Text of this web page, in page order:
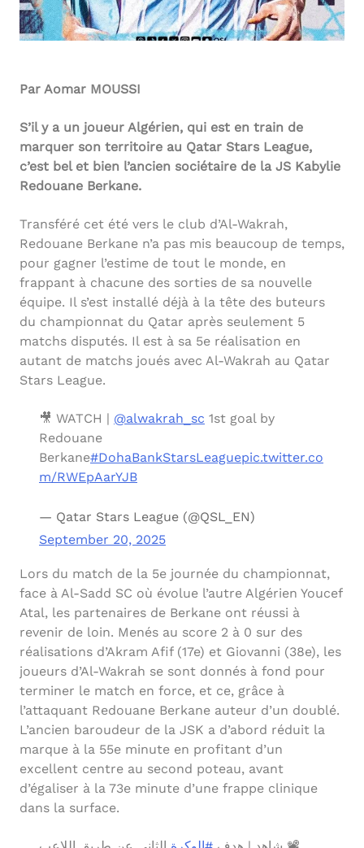
Par Aomar MOUSSI
S’il y a un joueur Algérien, qui est en train de
marquer son territoire au Qatar Stars League,
c’est bel et bien l’ancien sociétaire de la JS Kabylie
Redouane Berkane.
Transféré cet été vers le club d’Al-Wakrah,
Redouane Berkane n’a pas mis beaucoup de temps,
pour gagner l’estime de tout le monde, en
frappant à chacune des sorties de sa nouvelle
équipe. Il s’est installé déjà à la tête des buteurs
du championnat du Qatar après seulement 5
matchs disputés. Il est à sa 5e réalisation en
autant de matchs joués avec Al-Wakrah au Qatar
Stars League.
🎥 WATCH | @alwakrah_sc 1st goal by
Redouane
Berkane#DohaBankStarsLeaguepic.twitter.co
m/RWEpAarYJB
— Qatar Stars League (@QSL_EN)
September 20, 2025
Lors du match de la 5e journée du championnat,
face à Al-Sadd SC où évolue l’autre Algérien Youcef
Atal, les partenaires de Berkane ont réussi à
revenir de loin. Menés au score 2 à 0 sur des
réalisations d’Akram Afif (17e) et Giovanni (38e), les
joueurs d’Al-Wakrah se sont donnés à fond pour
terminer le match en force, et ce, grâce à
l’attaquant Redouane Berkane auteur d’un doublé.
L’ancien baroudeur de la JSK a d’abord réduit la
marque à la 55e minute en profitant d’un
excellent centre au second poteau, avant
d’égaliser à la 73e minute d’une frappe clinique
dans la surface.